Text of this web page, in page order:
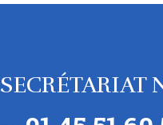
SECRÉTARIAT